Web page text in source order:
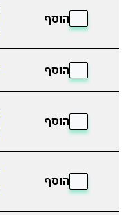
הוסף
הוסף
הוסף
הוסף